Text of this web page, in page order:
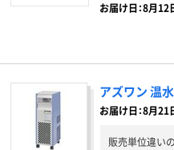
お届け日：8月12
アズワン 温
お届け日：8月21
販売単位違い